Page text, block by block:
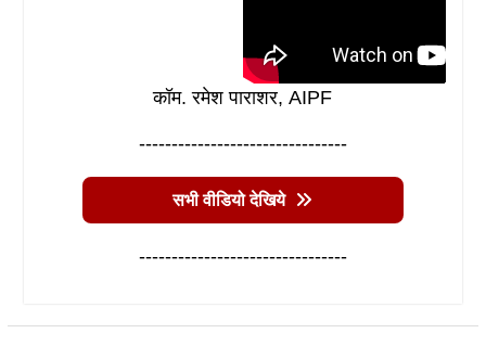
कॉम. रमेश पाराशर, AIPF
--------------------------------
सभी वीडियो देखिये
--------------------------------